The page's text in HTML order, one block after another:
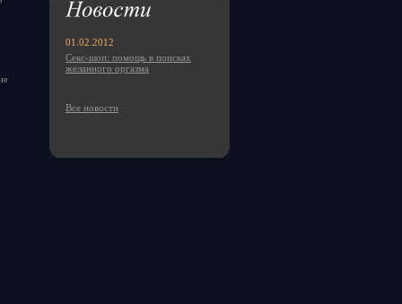
01.02.2012
Секс-шоп: помощь в поисках
желанного оргазма
Все новости